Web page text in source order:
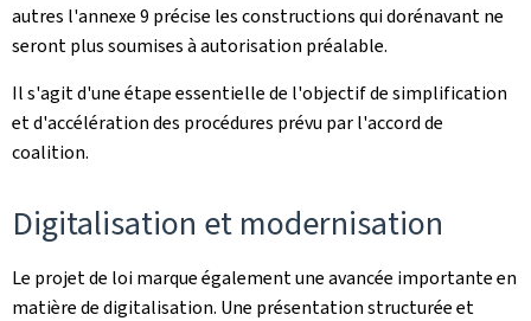
autres l'annexe 9 précise les constructions qui dorénavant ne
seront plus soumises à autorisation préalable.
Il s'agit d'une étape essentielle de l'objectif de simplification
et d'accélération des procédures prévu par l'accord de
coalition.
Digitalisation et modernisation
Le projet de loi marque également une avancée importante en
matière de digitalisation. Une présentation structurée et